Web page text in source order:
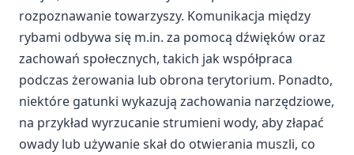
rozpoznawanie towarzyszy. Komunikacja między
rybami odbywa się m.in. za pomocą dźwięków oraz
zachowań społecznych, takich jak współpraca
podczas żerowania lub obrona terytorium. Ponadto,
niektóre gatunki wykazują zachowania narzędziowe,
na przykład wyrzucanie strumieni wody, aby złapać
owady lub używanie skał do otwierania muszli, co